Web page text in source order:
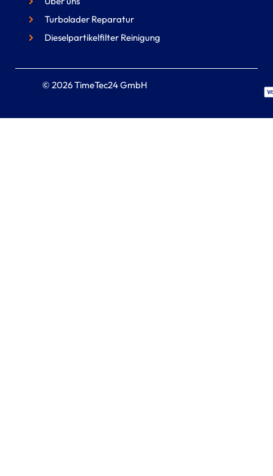
Turbolader Reparatur
Dieselpartikelfilter Reinigung
© 2026 TimeTec24 GmbH